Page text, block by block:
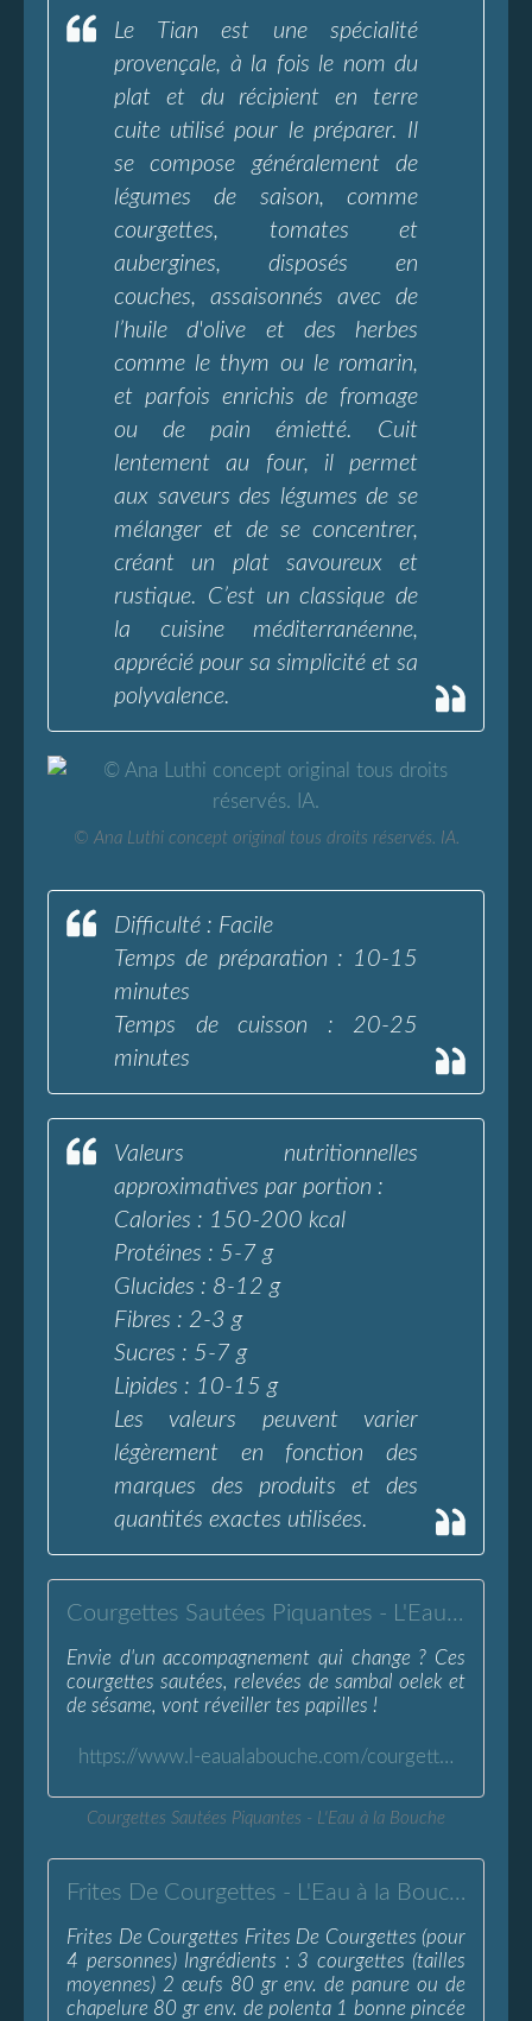
Le Tian est une spécialité
provençale, à la fois le nom du
plat et du récipient en terre
cuite utilisé pour le préparer. Il
se compose généralement de
légumes de saison, comme
courgettes, tomates et
aubergines, disposés en
couches, assaisonnés avec de
l’huile d'olive et des herbes
comme le thym ou le romarin,
et parfois enrichis de fromage
ou de pain émietté. Cuit
lentement au four, il permet
aux saveurs des légumes de se
mélanger et de se concentrer,
créant un plat savoureux et
rustique. C’est un classique de
la cuisine méditerranéenne,
apprécié pour sa simplicité et sa
polyvalence.
© Ana Luthi concept original tous droits réservés. IA.
Difficulté : Facile
Temps de préparation : 10-15
minutes
Temps de cuisson : 20-25
minutes
Valeurs nutritionnelles
approximatives par portion :
Calories : 150-200 kcal
Protéines : 5-7 g
Glucides : 8-12 g
Fibres : 2-3 g
Sucres : 5-7 g
Lipides : 10-15 g
Les valeurs peuvent varier
légèrement en fonction des
marques des produits et des
quantités exactes utilisées.
Courgettes Sautées Piquantes - L'Eau à la Bouche
Envie d'un accompagnement qui change ? Ces
courgettes sautées, relevées de sambal oelek et
de sésame, vont réveiller tes papilles !
https://www.l-eaualabouche.com/courgettes-sautees-piquantes.html
Courgettes Sautées Piquantes - L'Eau à la Bouche
Frites De Courgettes - L'Eau à la Bouche
Frites De Courgettes Frites De Courgettes (pour
4 personnes) Ingrédients : 3 courgettes (tailles
moyennes) 2 œufs 80 gr env. de panure ou de
chapelure 80 gr env. de polenta 1 bonne pincée